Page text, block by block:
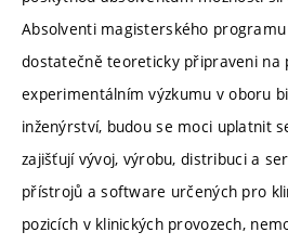
Absolventi magisterského
dostatečně teoreticky připraveni na
experimentálním výzkumu v oboru
inženýrství, budou se moci uplatnit
zajišťují vývoj, výrobu, distribuci a
přístrojů a software určených pro
pozicích v klinických provozech,